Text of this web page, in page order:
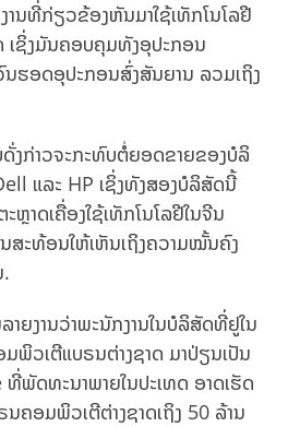
ານທີ່ກ່ຽວຂ້ອງຫັນມາໃຊ້ເທັກໂນໂລຢີ
ເຊິ່ງມັນຄອບຄຸມທັງອຸປະກອນ
ຮອດອຸປະກອນສົ່ງສັນຍານ ລວມເຖິງ
ດັ່ງກ່າວຈະກະທົບຕໍ່ຍອດຂາຍຂອງບໍລິ
ແລະ HP ເຊິ່ງທັງສອງບໍລິສັດນີ້
ະຫຼາດເຄື່ອງໃຊ້ເທັກໂນໂລຢີໃນຈີນ
ສະທ້ອນໃຫ້ເຫັນເຖິງຄວາມໝັ້ນຄົງ
ຍງານວ່າພະນັກງານໃນບໍລິສັດທີ່ຢູໃນ
ມພິວເຕີແບຣນຕ່າງຊາດ ມາປ່ຽນເປັນ
ພັດທະນາພາຍໃນປະເທດ ອາດເຮັດ
ຄອມພິວເຕີຕ່າງຊາດເຖິງ 50 ລ້ານ